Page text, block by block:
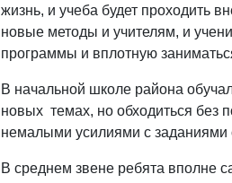
жизнь, и учеба будет проходить
новые методы и учителям, и
программы и вплотную
В начальной школе района
новых темах, но обходиться без
немалыми усилиями с
В среднем звене ребята вполне